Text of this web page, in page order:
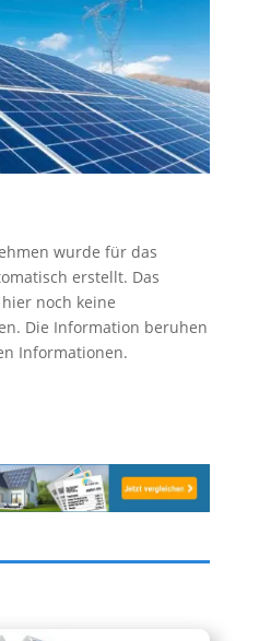
wurde für das
erstellt. Das
noch keine
Die Information beruhen
Informationen.